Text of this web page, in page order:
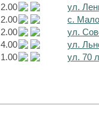
2.00 ул.
2.00 с.
2.00 ул.
4.00 ул.
1.00 ул. 70